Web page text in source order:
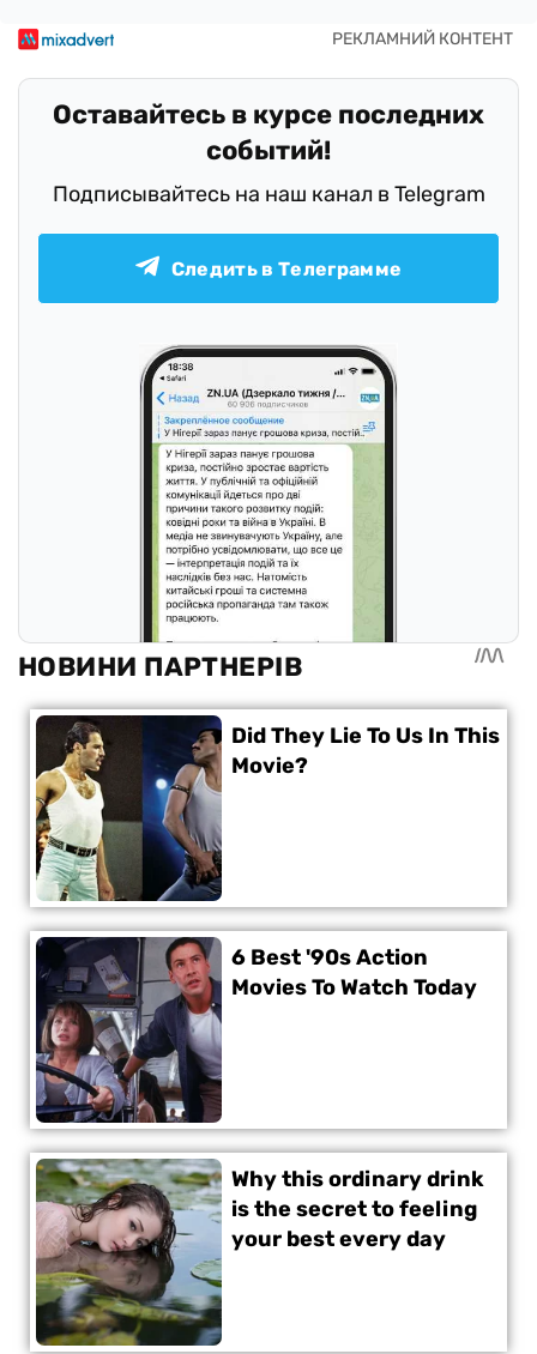
Оставайтесь в курсе последних
событий!
Подписывайтесь на наш канал в Telegram
Следить в Телеграмме